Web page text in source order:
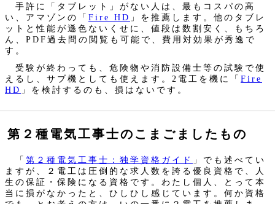
手許に「タブレット」がない人は、最もコスパの高
い、アマゾンの「 Fire HD 」を推薦します。他のタブレ
ットと性能が遜色ないくせに、値段は数割安く、もちろ
ん、PDF過去問の閲覧も可能で、費用対効果が秀逸で
す。
受験が終わっても、危険物や消防設備士等の試験で使
えるし、サブ機としても使えます。2電工を機に「 Fire
HD 」を検討するのも、損はないです。
第２種電気工事士のこまごましたもの
「 第２種電気工事士：独学資格ガイド
」でも述べてい
ますが、２電工は圧倒的な求人数を誇る優良資格で、人
生の保証・保険になる資格です。わたし個人、とって本
当に損がなかったと、ひしひし感じています。何か資格